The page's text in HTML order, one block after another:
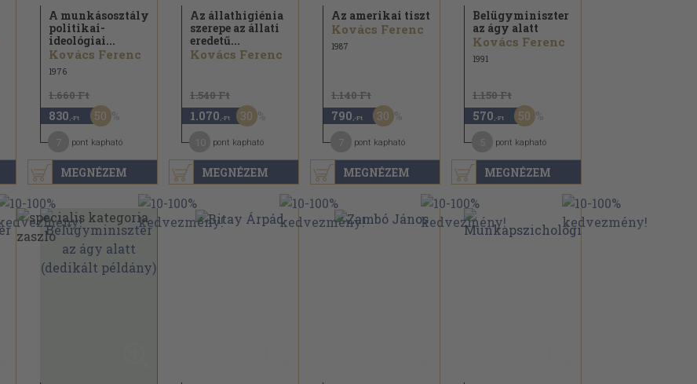
MEGNÉZEM
A munkásosztály
politikai-
ideológiai...
Kovács Ferenc
1976
1.660 Ft
830 ,-Ft 50
pont kapható
MEGNÉZEM
Az állathigiénia
szerepe az állati
eredetű...
Kovács Ferenc
1.540 Ft
1.070 ,-Ft 30
pont kapható
MEGNÉZEM
Az amerikai tiszt
Kovács Ferenc
1987
1.140 Ft
790 ,-Ft 30
pont kapható
MEGNÉZEM
Belügyminiszter
az ágy alatt
Kovács Ferenc
1991
1.150 Ft
570 ,-Ft 50
pont kapható